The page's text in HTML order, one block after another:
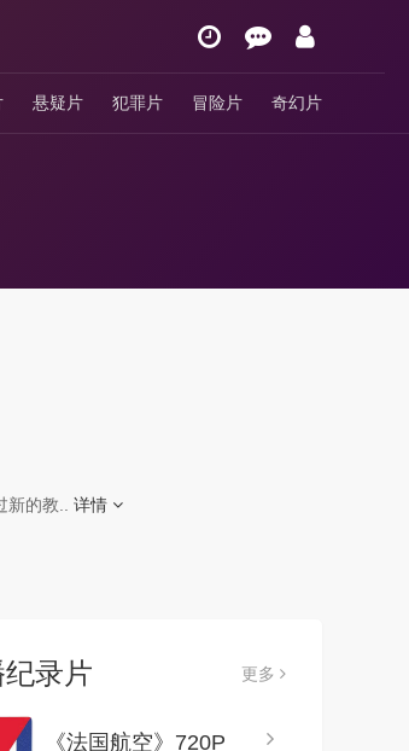
悬疑片 犯罪片 冒险片 奇幻片
新的教.. 详情
录片 更多
《法国航空》720P